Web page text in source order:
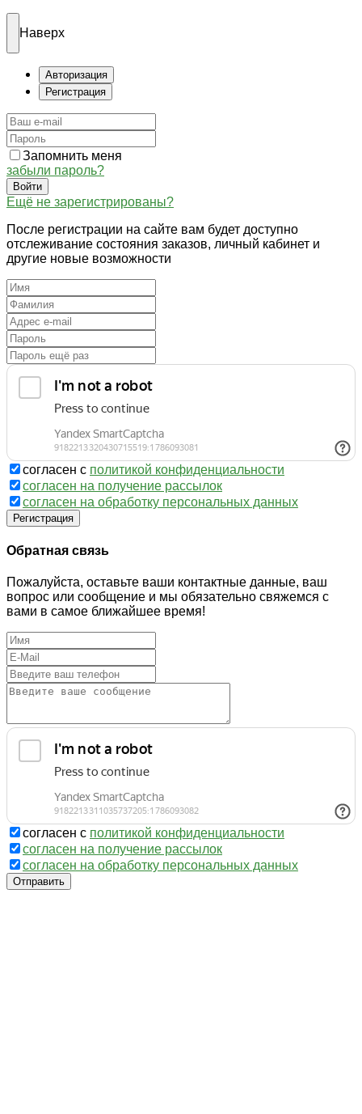
Наверх
Авторизация
Регистрация
Запомнить меня
забыли пароль?
Войти
Ещё не зарегистрированы?
После регистрации на сайте вам будет доступно
отслеживание состояния заказов, личный кабинет и
другие новые возможности
согласен с политикой конфиденциальности
согласен на получение рассылок
согласен на обработку персональных данных
Регистрация
Обратная связь
Пожалуйста, оставьте ваши контактные данные, ваш
вопрос или сообщение и мы обязательно свяжемся с
вами в самое ближайшее время!
согласен с политикой конфиденциальности
согласен на получение рассылок
согласен на обработку персональных данных
Отправить